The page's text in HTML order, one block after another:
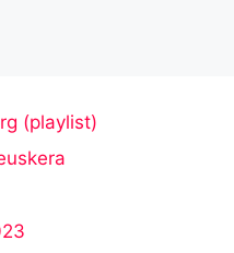
(playlist)